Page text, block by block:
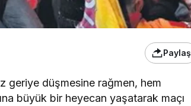
Paylaş
geriye düşmesine rağmen, hem
büyük bir heyecan yaşatarak maçı